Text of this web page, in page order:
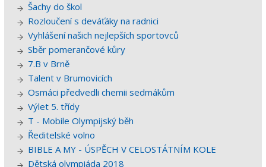
Šachy do škol
Rozloučení s deváťáky na radnici
Vyhlášení našich nejlepších sportovců
Sběr pomerančové kůry
7.B v Brně
Talent v Brumovicích
Osmáci předvedli chemii sedmákům
Výlet 5. třídy
T - Mobile Olympijský běh
Ředitelské volno
BIBLE A MY - ÚSPĚCH V CELOSTÁTNÍM KOLE
Dětská olympiáda 2018